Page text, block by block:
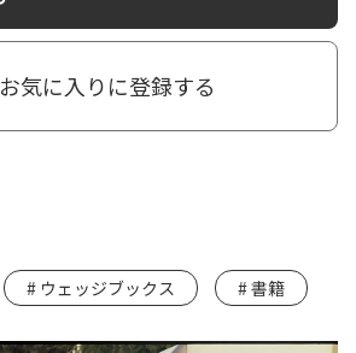
お気に入りに登録する
ウェッジブックス 書籍